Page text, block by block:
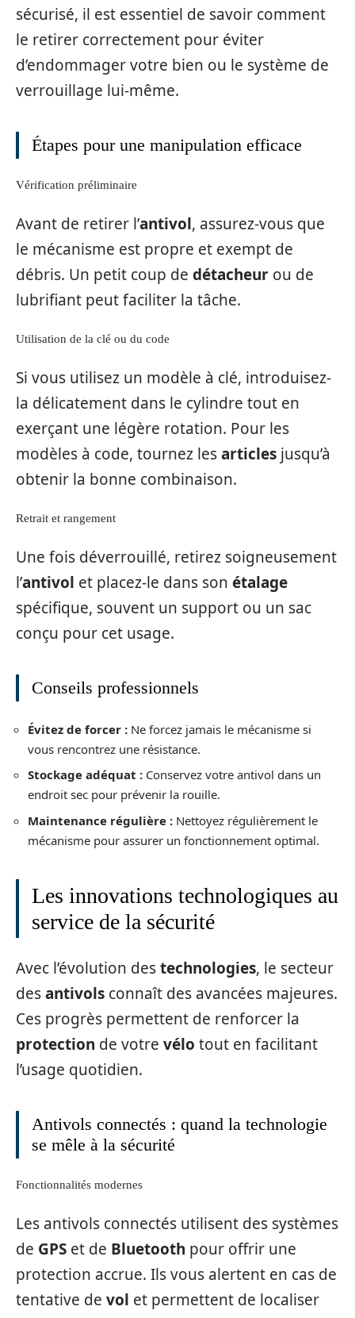
sécurisé, il est essentiel de savoir comment
le retirer correctement pour éviter
d’endommager votre bien ou le système de
verrouillage lui-même.
Étapes pour une manipulation efficace
Vérification préliminaire
Avant de retirer l’antivol, assurez-vous que
le mécanisme est propre et exempt de
débris. Un petit coup de détacheur ou de
lubrifiant peut faciliter la tâche.
Utilisation de la clé ou du code
Si vous utilisez un modèle à clé, introduisez-
la délicatement dans le cylindre tout en
exerçant une légère rotation. Pour les
modèles à code, tournez lesarticles jusqu’à
obtenir la bonne combinaison.
Retrait et rangement
Une fois déverrouillé, retirez soigneusement
l’antivol et placez-le dans son étalage
spécifique, souvent un support ou un sac
conçu pour cet usage.
Conseils professionnels
Évitez de forcer : Ne forcez jamais le mécanisme si
vous rencontrez une résistance.
Stockage adéquat : Conservez votre antivol dans un
endroit sec pour prévenir la rouille.
Maintenance régulière : Nettoyez régulièrement le
mécanisme pour assurer un fonctionnement optimal.
Les innovations technologiques au
service de la sécurité
Avec l’évolution destechnologies, le secteur
desantivols connaît des avancées majeures.
Ces progrès permettent de renforcer la
protection de votre vélo tout en facilitant
l’usage quotidien.
Antivols connectés : quand la technologie
se mêle à la sécurité
Fonctionnalités modernes
Les antivols connectés utilisent des systèmes
de GPS et de Bluetooth pour offrir une
protection accrue. Ils vous alertent en cas de
tentative de vol et permettent de localiser